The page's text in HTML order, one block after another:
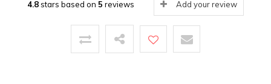
handschoenen kocht ze bij de Bijenkorf.
Ik heb grote handen en heb maat 9 maar ik kon
niet anders dan 8,5 kopen. Jammer
want die zij net aan.
4.8stars based on 5 reviews Add your review